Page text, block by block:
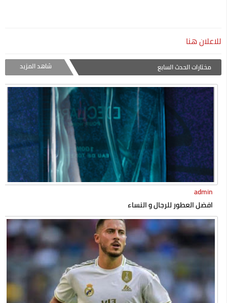
للاعلان هنا
مختارات الحدث السابع شاهد المزيد
admin
افضل العطور للرجال و النساء